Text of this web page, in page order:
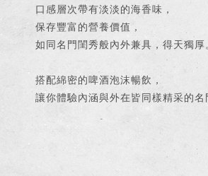
口感層次帶有淡淡的海香味，
保存豐富的營養價值，
如同名門閨秀般內外兼具，得天獨厚。
搭配綿密的啤酒泡沫暢飲，
讓你體驗內涵與外在皆同樣精采的名
僅必需的Cookies